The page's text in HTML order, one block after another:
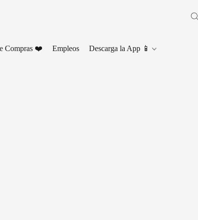
Compras ❤️ Empleos Descarga la App 📱